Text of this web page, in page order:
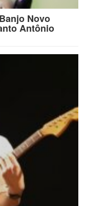
Novo
Antônio